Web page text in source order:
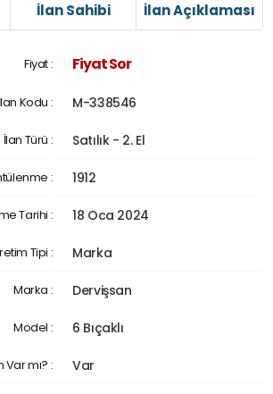
İlan Sahibi İlan Açıklaması
Fiyat : Fiyat Sor
İlan Kodu : M-338546
İlan Türü : Satılık - 2. El
: 1912
Tarihi : 18 Oca 2024
Tipi : Marka
Marka : Dervişsan
Model : 6 Bıçaklı
Var mı? : Var